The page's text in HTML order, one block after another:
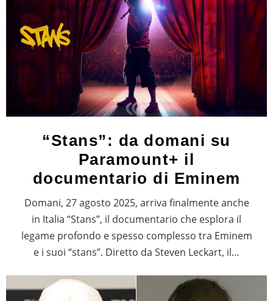
“Stans”: da domani su
Paramount+ il
documentario di Eminem
Domani, 27 agosto 2025, arriva finalmente anche
in Italia “Stans”, il documentario che esplora il
legame profondo e spesso complesso tra Eminem
e i suoi “stans”. Diretto da Steven Leckart, il…